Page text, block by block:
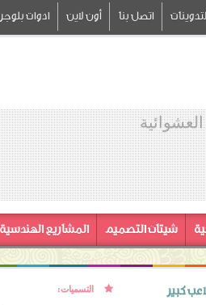
اتصل بنا أون لاين ادوات بلوجر
شيتات التصميم المشاريع الهندسية
التسميات: